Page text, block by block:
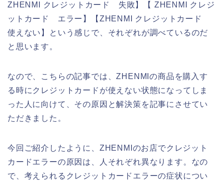
ZHENMI クレジットカード 失敗】【 ZHENMI クレジ
ットカード エラー】【ZHENMI クレジットカード
使えない】という感じで、それぞれが調べているのだ
と思います。
なので、こちらの記事では、ZHENMIの商品を購入す
る時にクレジットカードが使えない状態になってしま
った人に向けて、その原因と解決策を記事にさせてい
ただきました。
今回ご紹介したように、ZHENMIのお店でクレジット
カードエラーの原因は、人それぞれ異なります。なの
で、考えられるクレジットカードエラーの症状につい